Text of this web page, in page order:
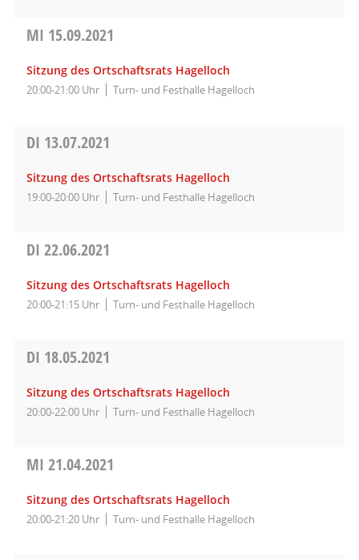
MI 15.09.2021
Sitzung des Ortschaftsrats Hagelloch
20:00-21:00 Uhr Turn- und Festhalle Hagelloch
DI 13.07.2021
Sitzung des Ortschaftsrats Hagelloch
19:00-20:00 Uhr Turn- und Festhalle Hagelloch
DI 22.06.2021
Sitzung des Ortschaftsrats Hagelloch
20:00-21:15 Uhr Turn- und Festhalle Hagelloch
DI 18.05.2021
Sitzung des Ortschaftsrats Hagelloch
20:00-22:00 Uhr Turn- und Festhalle Hagelloch
MI 21.04.2021
Sitzung des Ortschaftsrats Hagelloch
20:00-21:20 Uhr Turn- und Festhalle Hagelloch